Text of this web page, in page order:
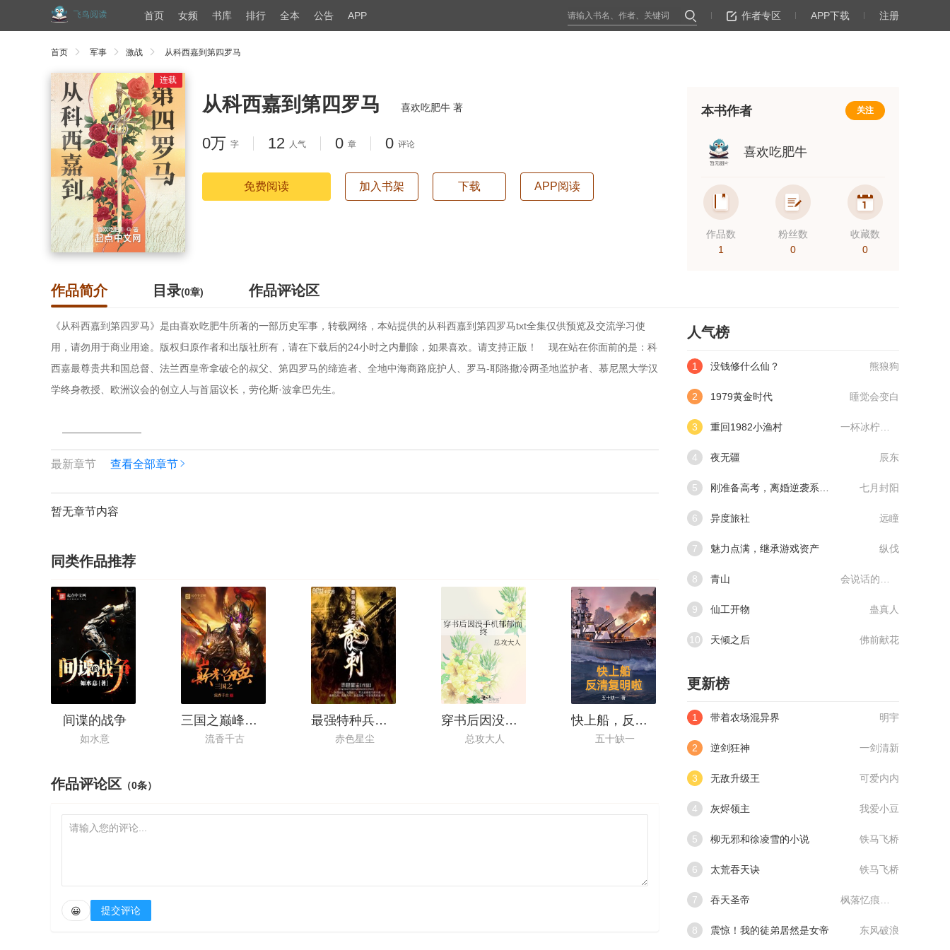
首页 女频 书库 排行 全本 公告 APP 作者专区 APP下载 注册
首页 军事 激战 从科西嘉到第四罗马
连载
从科西嘉到第四罗马 喜欢吃肥牛 著
0万 字 12 人气 0 章 0 评论
免费阅读 加入书架 下载 APP阅读
作品简介 目录(0章) 作品评论区
本书作者 关注
喜欢吃肥牛
作品数
1
粉丝数
0
收藏数
0
《从科西嘉到第四罗马》是由喜欢吃肥牛所著的一部历史军事，转载网络，本站提供的从科西嘉到第四罗马txt全集仅供预览及交流学习使
用，请勿用于商业用途。版权归原作者和出版社所有，请在下载后的24小时之内删除，如果喜欢。请支持正版！    现在站在你面前的是：科
西嘉最尊贵共和国总督、法兰西皇帝拿破仑的叔父、第四罗马的缔造者、全地中海商路庇护人、罗马-耶路撒冷两圣地监护者、慕尼黑大学汉
学终身教授、欧洲议会的创立人与首届议长，劳伦斯·波拿巴先生。
————————
最新章节 查看全部章节
暂无章节内容
同类作品推荐
间谍的战争
如水意
三国之巅峰召唤
流香千古
最强特种兵之龙刺
赤色星尘
穿书后因没手机郁郁而终
总攻大人
快上船，反清复明啦
五十缺一
作品评论区 （0条）
😀 提交评论
人气榜
1 没钱修什么仙？ 熊狼狗
2 1979黄金时代 睡觉会变白
3 重回1982小渔村
4 夜无疆 辰东
5 七月封阳
6 异度旅社 远瞳
7 魅力点满，继承游戏资产 纵伐
8 青山
9 仙工开物 蛊真人
10 天倾之后 佛前献花
更新榜
1 带着农场混异界 明宇
2 逆剑狂神 一剑清新
3 无敌升级王 可爱内内
4 灰烬领主 我爱小豆
5 柳无邪和徐凌雪的小说 铁马飞桥
6 太荒吞天诀 铁马飞桥
7 吞天圣帝
8 震惊！我的徒弟居然是女帝 东风破浪